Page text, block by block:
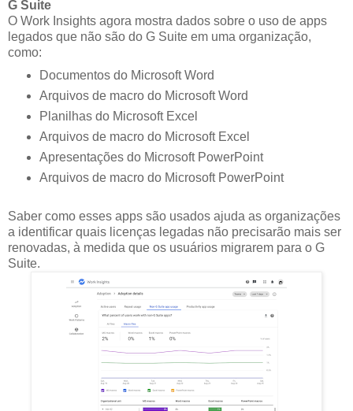
G Suite
O Work Insights agora mostra dados sobre o uso de apps
legados que não são do G Suite em uma organização,
como:
Documentos do Microsoft Word
Arquivos de macro do Microsoft Word
Planilhas do Microsoft Excel
Arquivos de macro do Microsoft Excel
Apresentações do Microsoft PowerPoint
Arquivos de macro do Microsoft PowerPoint
Saber como esses apps são usados ajuda as organizações
a identificar quais licenças legadas não precisarão mais ser
renovadas, à medida que os usuários migrarem para o G
Suite.